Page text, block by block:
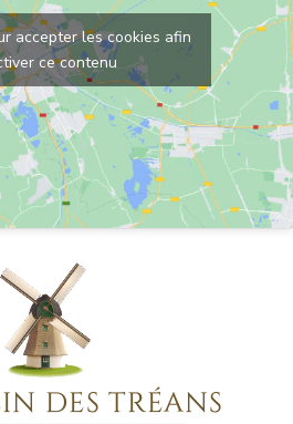
accepter les cookies afin
ce contenu